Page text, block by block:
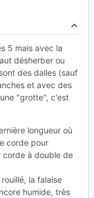
5 mais avec la
désherber ou
des dalles (sauf
et avec des
"grotte", c'est
longueur où
corde pour
corde à double de
la falaise
humide, très